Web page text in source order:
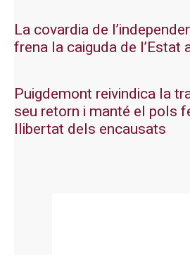
La covardia de
frena la caiguda de l’Estat
Puigdemont reivindica la
seu retorn i manté el pols
llibertat dels encausats